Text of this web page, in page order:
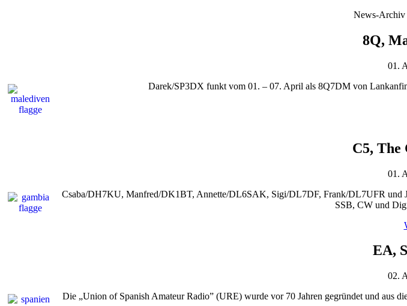
News-Archiv
8Q,
01.
Darek/SP3DX funkt vom 01. – 07. April als 8Q7DM von
C5, The
01.
Csaba/DH7KU, Manfred/DK1BT, Annette/DL6SAK, Sigi/DL7DF, Frank/DL7UFR und
SSB, CW und
EA,
02.
Die „Union of Spanish Amateur Radio” (URE) wurde vor 70 Jahren gegründet und aus